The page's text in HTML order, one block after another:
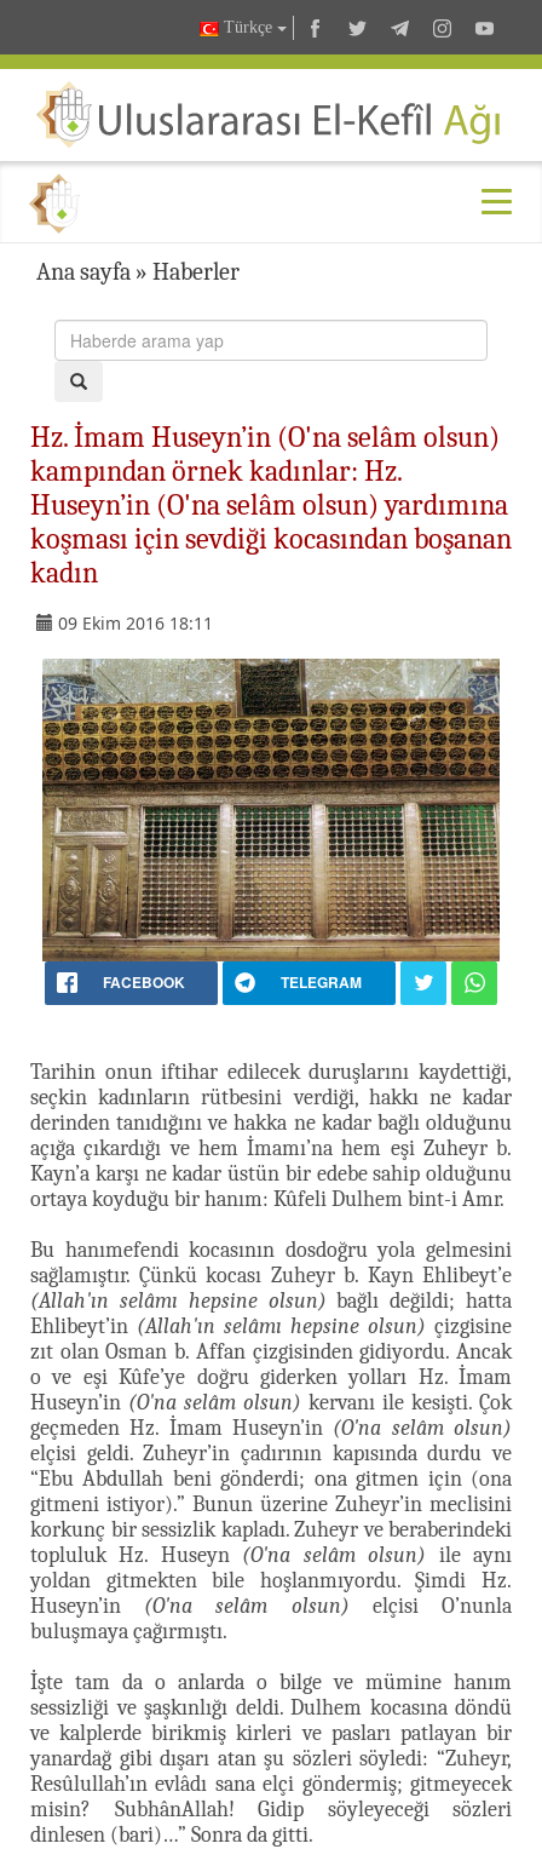
Türkçe
Ana sayfa » Haberler
Hz. İmam Huseyn’in (O'na selâm olsun)
kampından örnek kadınlar: Hz.
Huseyn’in (O'na selâm olsun) yardımına
koşması için sevdiği kocasından boşanan
kadın
09 Ekim 2016 18:11
FACEBOOK TELEGRAM
Tarihin onun iftihar edilecek duruşlarını kaydettiği,
seçkin kadınların rütbesini verdiği, hakkı ne kadar
derinden tanıdığını ve hakka ne kadar bağlı olduğunu
açığa çıkardığı ve hem İmamı’na hem eşi Zuheyr b.
Kayn’a karşı ne kadar üstün bir edebe sahip olduğunu
ortaya koyduğu bir hanım: Kûfeli Dulhem bint-i Amr.
Bu hanımefendi kocasının dosdoğru yola gelmesini
sağlamıştır. Çünkü kocası Zuheyr b. Kayn Ehlibeyt’e
(Allah'ın selâmı hepsine olsun) bağlı değildi; hatta
Ehlibeyt’in (Allah'ın selâmı hepsine olsun) çizgisine
zıt olan Osman b. Affan çizgisinden gidiyordu. Ancak
o ve eşi Kûfe’ye doğru giderken yolları Hz. İmam
Huseyn’in (O'na selâm olsun) kervanı ile kesişti. Çok
geçmeden Hz. İmam Huseyn’in (O'na selâm olsun)
elçisi geldi. Zuheyr’in çadırının kapısında durdu ve
“Ebu Abdullah beni gönderdi; ona gitmen için (ona
gitmeni istiyor).” Bunun üzerine Zuheyr’in meclisini
korkunç bir sessizlik kapladı. Zuheyr ve beraberindeki
topluluk Hz. Huseyn (O'na selâm olsun) ile aynı
yoldan gitmekten bile hoşlanmıyordu. Şimdi Hz.
Huseyn’in (O'na selâm olsun) elçisi O’nunla
buluşmaya çağırmıştı.
İşte tam da o anlarda o bilge ve mümine hanım
sessizliği ve şaşkınlığı deldi. Dulhem kocasına döndü
ve kalplerde birikmiş kirleri ve pasları patlayan bir
yanardağ gibi dışarı atan şu sözleri söyledi: “Zuheyr,
Resûlullah’ın evlâdı sana elçi göndermiş; gitmeyecek
misin? SubhânAllah! Gidip söyleyeceği sözleri
dinlesen (bari)…” Sonra da gitti.